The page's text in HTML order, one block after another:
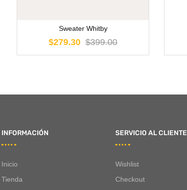
Sweater Whitby
$399.00
$279.30
INFORMACIÓN
Inicio
Tienda
SERVICIO AL CLIENTE
Wishlist
Checkout